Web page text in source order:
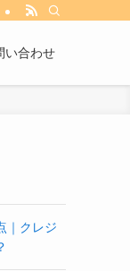
い合わせ
｜クレジ